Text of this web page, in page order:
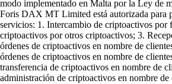
modo implementado en Malta por la Ley de
Foris DAX MT Limited está autorizada para
servicios: 1. Intercambio de criptoactivos por
criptoactivos por otros criptoactivos; 3.
órdenes de criptoactivos en nombre de
órdenes de criptoactivos en nombre de
transferencia de criptoactivos en nombre de
administración de criptoactivos en nombre de